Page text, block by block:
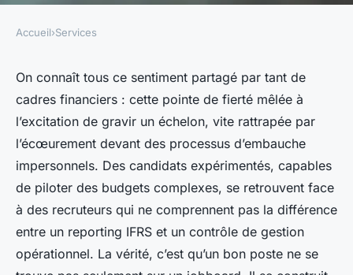
Boostez votre carrière avec le
bon recrutement dans la
finance
Nicet•12/05/2026 20:12•11 min de lecture
Accueil›Services
On connaît tous ce sentiment partagé par tant de
cadres financiers : cette pointe de fierté mêlée à
l’excitation de gravir un échelon, vite rattrapée par
l’écœurement devant des processus d’embauche
impersonnels. Des candidats expérimentés, capables
de piloter des budgets complexes, se retrouvent face
à des recruteurs qui ne comprennent pas la différence
entre un reporting IFRS et un contrôle de gestion
opérationnel. La vérité, c’est qu’un bon poste ne se